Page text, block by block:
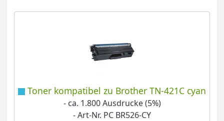
Toner kompatibel zu Brother TN-421C cyan
- ca. 1.800 Ausdrucke (5%)
- Art-Nr. PC BR526-CY